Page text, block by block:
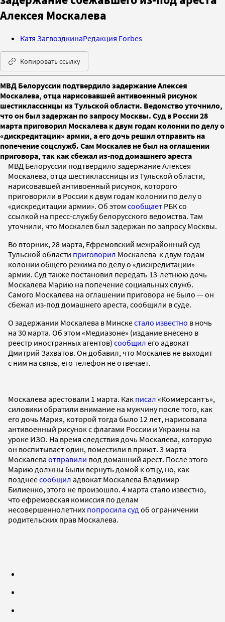
Алексея Москалева
Катя ЗагвоздкинаРедакция Forbes
Копировать ссылку
МВД Белоруссии подтвердило задержание Алексея
Москалева, отца нарисовавшей антивоенный рисунок
шестиклассницы из Тульской области. Ведомство уточнило,
что он был задержан по запросу Москвы. Суд в России 28
марта приговорил Москалева к двум годам колонии по делу о
«дискредитации» армии, а его дочь решил отправить на
попечение соцслужб. Сам Москалев не был на оглашении
приговора, так как сбежал из-под домашнего ареста
МВД Белоруссии подтвердило задержание Алексея
Москалева, отца шестиклассницы из Тульской области,
нарисовавшей антивоенный рисунок, которого
приговорили в России к двум годам колонии по делу о
«дискредитации армии». Об этом сообщает РБК со
ссылкой на пресс-службу белорусского ведомства. Там
уточнили, что Москалев был задержан по запросу Москвы.
Во вторник, 28 марта, Ефремовский межрайонный суд
Тульской области приговорил Москалева к двум годам
колонии общего режима по делу о «дискредитации»
армии. Суд также постановил передать 13-летнюю дочь
Москалева Марию на попечение социальных служб.
Самого Москалева на оглашении приговора не было — он
сбежал из-под домашнего ареста, сообщили в суде.
О задержании Москалева в Минскестало известно в ночь
на 30 марта. Об этом «Медиазоне» (издание внесено в
реестр иностранных агентов) сообщил его адвокат
Дмитрий Захватов. Он добавил, что Москалев не выходит
с ним на связь, его телефон не отвечает.
Москалева арестовали 1 марта. Как писал «Коммерсантъ»,
силовики обратили внимание на мужчину после того, как
его дочь Мария, которой тогда было 12 лет, нарисовала
антивоенный рисунок с флагами России и Украины на
уроке ИЗО. На время следствия дочь Москалева, которую
он воспитывает один, поместили в приют. 3 марта
Москалева отправили под домашний арест. После этого
Марию должны были вернуть домой к отцу, но, как
позднеесообщил адвокат Москалева Владимир
Билиенко, этого не произошло. 4 марта стало известно,
что ефремовская комиссия по делам
несовершеннолетних попросила суд об ограничении
родительских прав Москалева.